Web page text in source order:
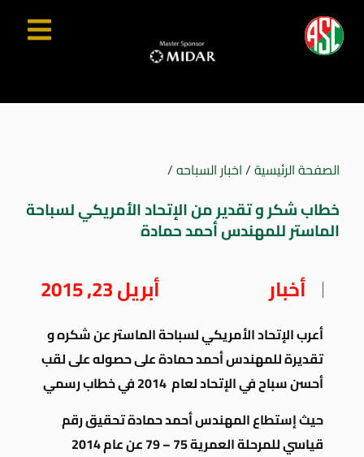
الصفحة الرئيسية/اخبار السباحه/
خطاب شكر و تقدير من الإتحاد الأمريكي لسباحة
الماستر للمهندس أحمد حمادة
أخبار أبريل 23, 2015
أعرب الإتحاد الأمريكي لسباحة الماستر عن شكره و
تقديرة للمهندس أحمد حمادة على حصوله على لقب
أحسن سباح في الإتحاد لعام 2014 في خطاب رسمي
حيث إستطاع المهندس أحمد حمادة تحقيق رقم
قياسي للمرحلة العمرية 75 – 79 عن عام 2014